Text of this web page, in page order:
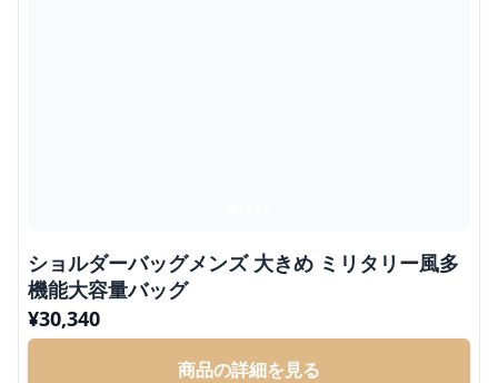
ショルダーバッグメンズ 大きめ ミリタリー風多
機能大容量バッグ
¥30,340
商品の詳細を見る